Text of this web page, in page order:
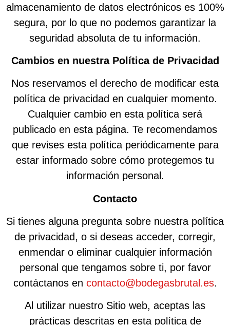
almacenamiento de datos electrónicos es 100%
segura, por lo que no podemos garantizar la
seguridad absoluta de tu información.
Cambios en nuestra Política de Privacidad
Nos reservamos el derecho de modificar esta
política de privacidad en cualquier momento.
Cualquier cambio en esta política será
publicado en esta página. Te recomendamos
que revises esta política periódicamente para
estar informado sobre cómo protegemos tu
información personal.
Contacto
Si tienes alguna pregunta sobre nuestra política
de privacidad, o si deseas acceder, corregir,
enmendar o eliminar cualquier información
personal que tengamos sobre ti, por favor
contáctanos en contacto@bodegasbrutal.es.
Al utilizar nuestro Sitio web, aceptas las
prácticas descritas en esta política de